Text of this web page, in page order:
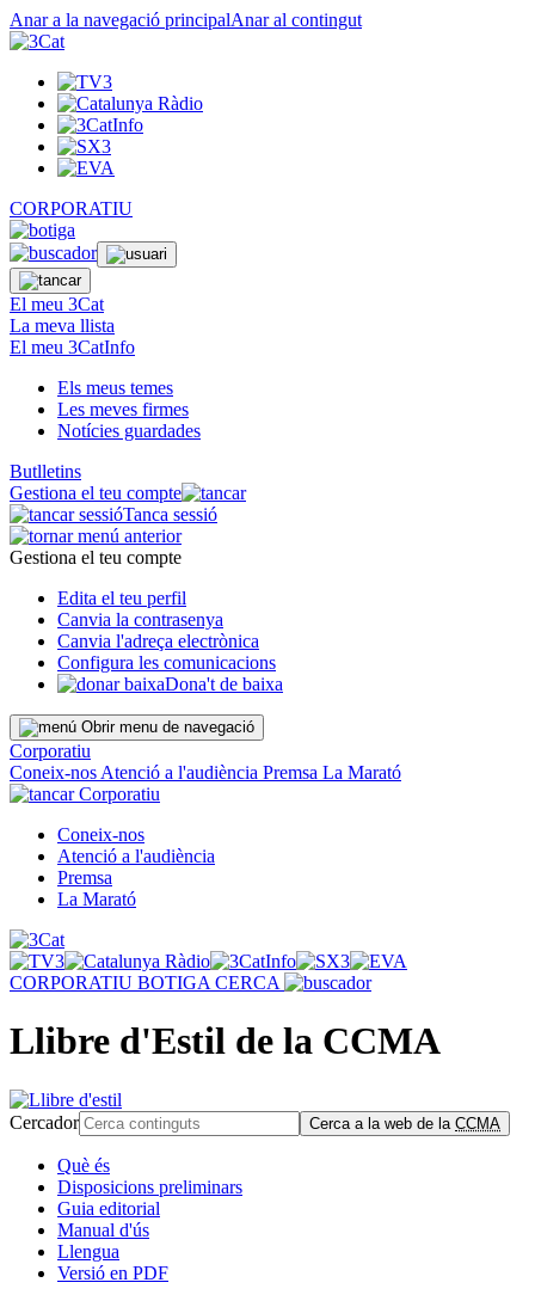
Anar a la navegació principalAnar al contingut
CORPORATIU
El meu 3Cat
La meva llista
El meu 3CatInfo
Els meus temes
Les meves firmes
Notícies guardades
Butlletins
Gestiona el teu compte
Tanca sessió
Gestiona el teu compte
Edita el teu perfil
Canvia la contrasenya
Canvia l'adreça electrònica
Configura les comunicacions
Dona't de baixa
Obrir menu de navegació
Corporatiu
Coneix-nos Atenció a l'audiència Premsa La Marató
Corporatiu
Coneix-nos
Atenció a l'audiència
Premsa
La Marató
CORPORATIU BOTIGA CERCA
Llibre d'Estil de la CCMA
Cercador Cerca a la web de la CCMA
Què és
Disposicions preliminars
Guia editorial
Manual d'ús
Llengua
Versió en PDF